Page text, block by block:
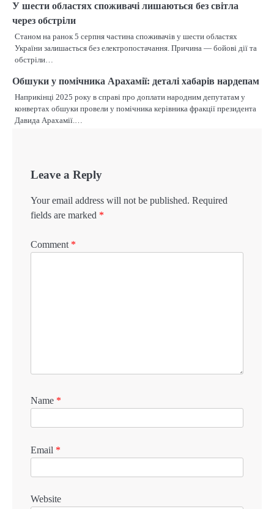
У шести областях споживачі лишаються без світла
через обстріли
Станом на ранок 5 серпня частина споживачів у шести областях
України залишається без електропостачання. Причина — бойові дії та
обстріли…
Обшуки у помічника Арахамії: деталі хабарів нардепам
Наприкінці 2025 року в справі про доплати народним депутатам у
конвертах обшуки провели у помічника керівника фракції президента
Давида Арахамії.…
Leave a Reply
Your email address will not be published. Required
fields are marked *
Comment *
Name *
Email *
Website